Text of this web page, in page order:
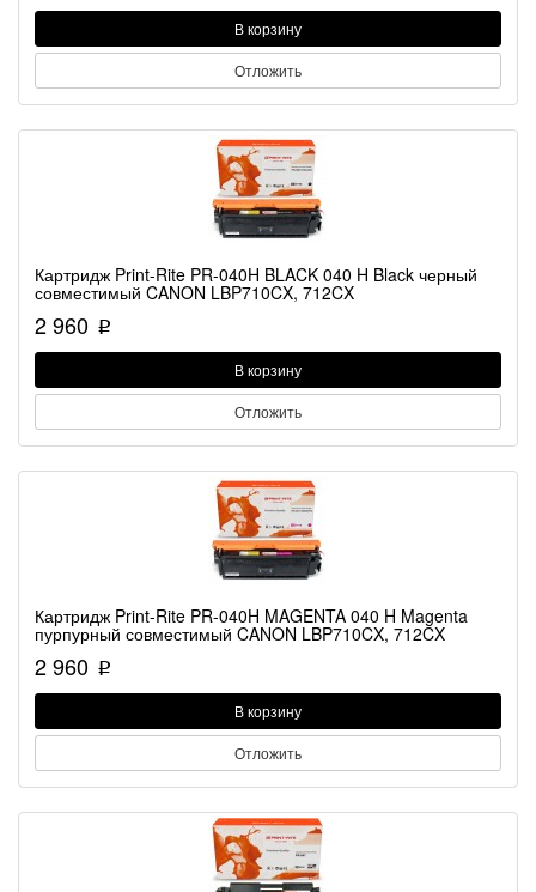
В корзину
Отложить
Картридж Print-Rite PR-040H BLACK 040 H Black черный
совместимый CANON LBP710CX, 712CX
2 960 p
В корзину
Отложить
Картридж Print-Rite PR-040H MAGENTA 040 H Magenta
пурпурный совместимый CANON LBP710CX, 712CX
2 960 p
В корзину
Отложить